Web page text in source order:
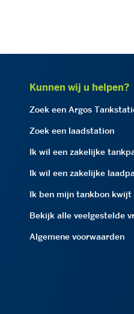
Kunnen wij u helpen?
Zoek een Argos
Zoek een laadstation
Ik wil een zakelijke
Ik wil een zakelijke
Ik ben mijn tankbon kwijt
Bekijk alle veelgestelde
Algemene voorwaarden